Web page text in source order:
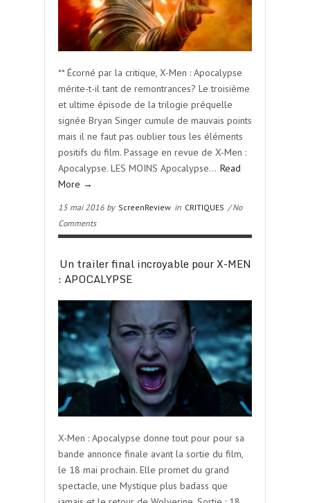
** Écorné par la critique, X-Men : Apocalypse
mérite-t-il tant de remontrances? Le troisième
et ultime épisode de la trilogie préquelle
signée Bryan Singer cumule de mauvais points
mais il ne faut pas oublier tous les éléments
positifs du film. Passage en revue de X-Men :
Apocalypse. LES MOINS Apocalypse… Read
More →
15 mai 2016 by ScreenReview in CRITIQUES / No
Comments
Un trailer final incroyable pour X-MEN
: APOCALYPSE
X-Men : Apocalypse donne tout pour pour sa
bande annonce finale avant la sortie du film,
le 18 mai prochain. Elle promet du grand
spectacle, une Mystique plus badass que